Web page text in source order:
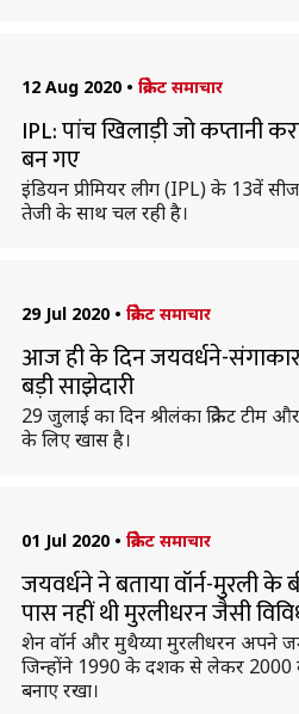
12 Aug 2020 • क्रिकेट समाचार
IPL: पांच खिलाड़ी जो कप्तानी
बन गए
इंडियन प्रीमियर लीग (IPL) के 13वें
तेजी के साथ चल रही है।
29 Jul 2020 • क्रिकेट समाचार
आज ही के दिन जयवर्धने-
बड़ी साझेदारी
29 जुलाई का दिन श्रीलंका क्रिकेट टीम
के लिए खास है।
01 Jul 2020 • क्रिकेट समाचार
जयवर्धने ने बताया वॉर्न-मुरली के
पास नहीं थी मुरलीधरन जैसी
शेन वॉर्न और मुथैय्या मुरलीधरन अपने
जिन्होंने 1990 के दशक से लेकर
बनाए रखा।